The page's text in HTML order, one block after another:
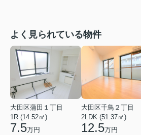
よく見られている物件
大田区蒲田１丁目
1R (14.52㎡)
7.5万円
大田区千鳥２丁目
2LDK (51.37㎡)
12.5万円